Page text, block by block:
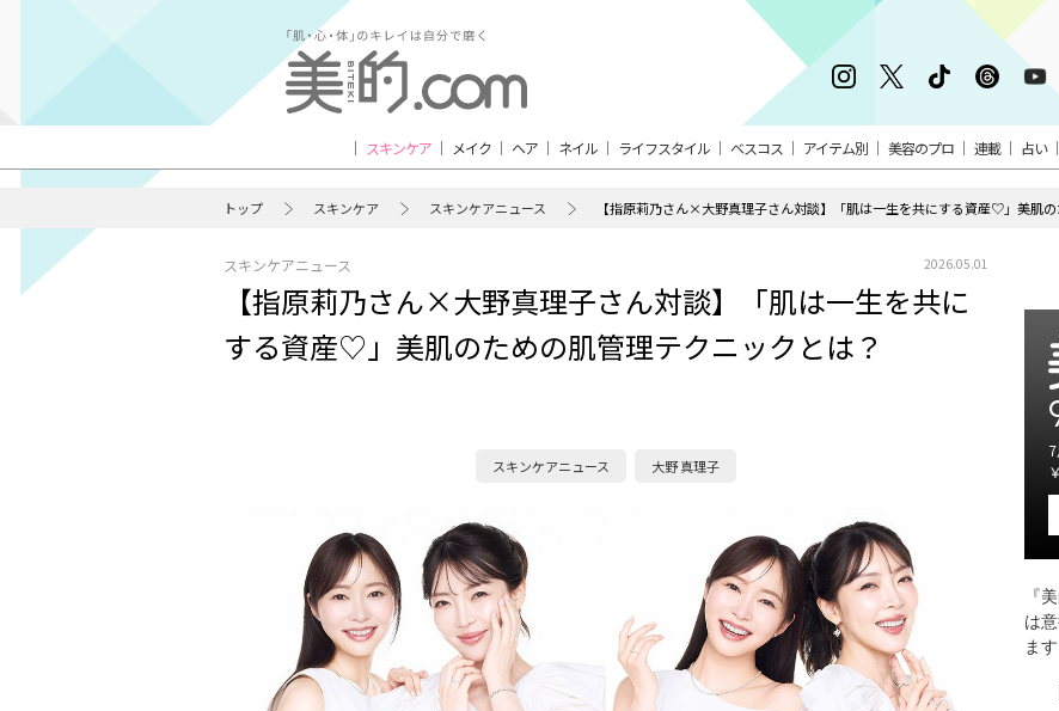
スキンケア メイク ヘア ネイル ライフスタイル ベスコス アイテム別 美容のプロ 連載 占い
トップ スキンケア スキンケアニュース 【指原莉乃さん×大野真理子さん対談】「肌は一生を共にする資産♡」美肌
スキンケアニュース 2026.05.01
【指原莉乃さん×大野真理子さん対談】「肌は一生を共に
する資産♡」美肌のための肌管理テクニックとは？
スキンケアニュース 大野 真理子
『
は
ます